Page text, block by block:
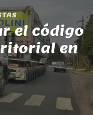
el código
en